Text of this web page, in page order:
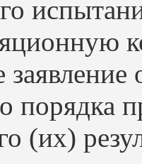
порядка
(их)